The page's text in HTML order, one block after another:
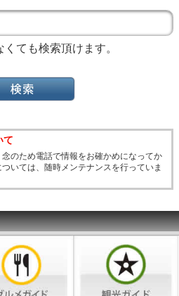
ても検索頂けます。
て
のため電話で情報をお確かめになってか
いては、随時メンテナンスを行っていま